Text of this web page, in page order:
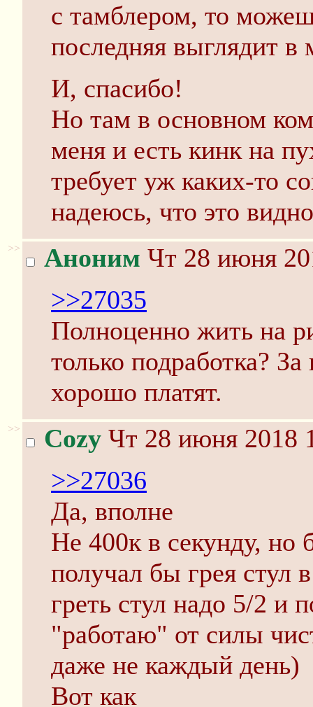
с тамблером, то
последняя выглядит
И, спасибо!
Но там в основном
меня и есть кинк на
требует уж каких-то
надеюсь, что это
>> Аноним Чт 28 июня
>>27035
Полноценно жить на
только подработка?
хорошо платят.
>> Cozy Чт 28 июня 2018
>>27036
Да, вполне
Не 400к в секунду, но
получал бы грея стул
греть стул надо 5/2 и
"работаю" от силы
даже не каждый день)
Вот как